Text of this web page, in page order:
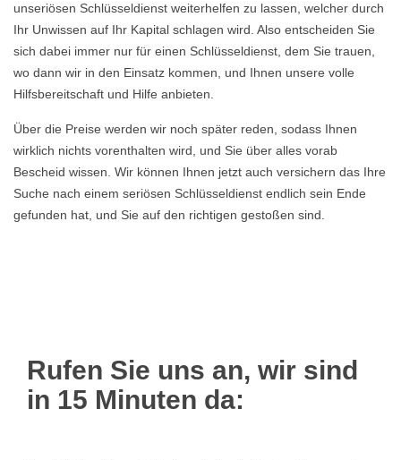
unseriösen Schlüsseldienst weiterhelfen zu lassen, welcher durch
Ihr Unwissen auf Ihr Kapital schlagen wird. Also entscheiden Sie
sich dabei immer nur für einen Schlüsseldienst, dem Sie trauen,
wo dann wir in den Einsatz kommen, und Ihnen unsere volle
Hilfsbereitschaft und Hilfe anbieten.
Über die Preise werden wir noch später reden, sodass Ihnen
wirklich nichts vorenthalten wird, und Sie über alles vorab
Bescheid wissen. Wir können Ihnen jetzt auch versichern das Ihre
Suche nach einem seriösen Schlüsseldienst endlich sein Ende
gefunden hat, und Sie auf den richtigen gestoßen sind.
Rufen Sie uns an, wir sind
in 15 Minuten da: